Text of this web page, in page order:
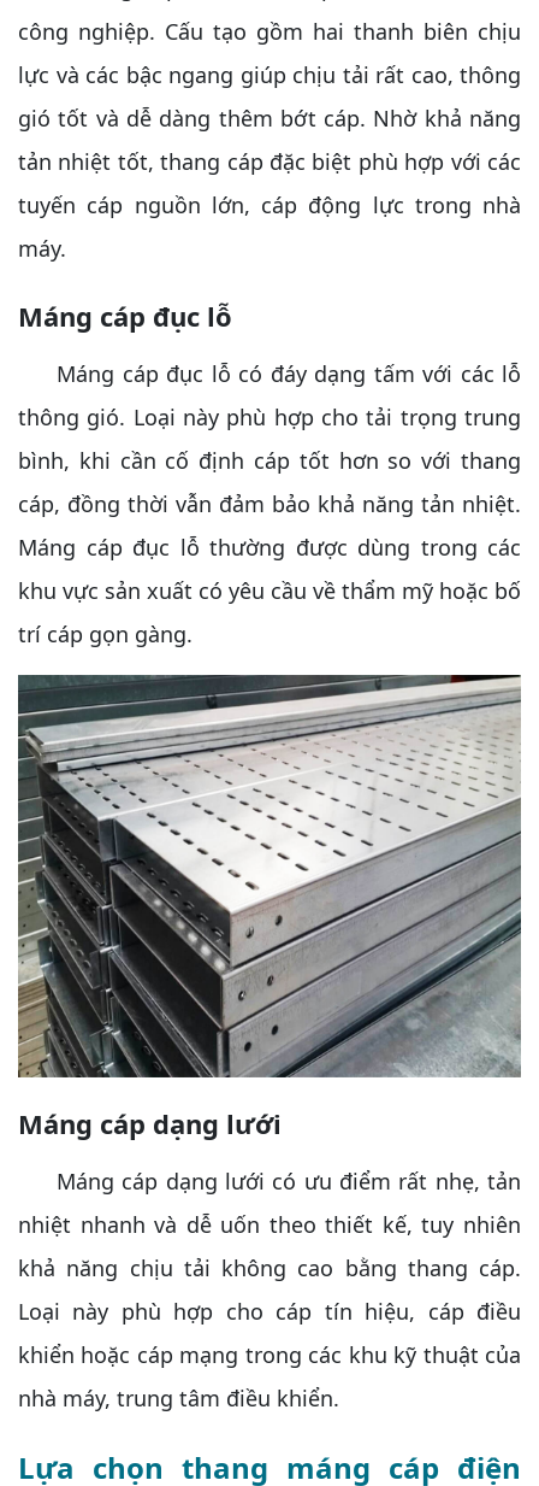
công nghiệp. Cấu tạo gồm hai thanh biên chịu
lực và các bậc ngang giúp chịu tải rất cao, thông
gió tốt và dễ dàng thêm bớt cáp. Nhờ khả năng
tản nhiệt tốt, thang cáp đặc biệt phù hợp với các
tuyến cáp nguồn lớn, cáp động lực trong nhà
máy.
Máng cáp đục lỗ
Máng cáp đục lỗ có đáy dạng tấm với các lỗ
thông gió. Loại này phù hợp cho tải trọng trung
bình, khi cần cố định cáp tốt hơn so với thang
cáp, đồng thời vẫn đảm bảo khả năng tản nhiệt.
Máng cáp đục lỗ thường được dùng trong các
khu vực sản xuất có yêu cầu về thẩm mỹ hoặc bố
trí cáp gọn gàng.
Máng cáp dạng lưới
Máng cáp dạng lưới có ưu điểm rất nhẹ, tản
nhiệt nhanh và dễ uốn theo thiết kế, tuy nhiên
khả năng chịu tải không cao bằng thang cáp.
Loại này phù hợp cho cáp tín hiệu, cáp điều
khiển hoặc cáp mạng trong các khu kỹ thuật của
nhà máy, trung tâm điều khiển.
Lựa chọn thang máng cáp điện